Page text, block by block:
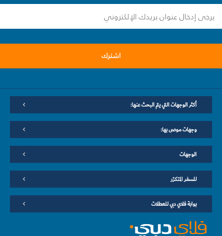
اشترك
أكثر الوجهات التي يتم البحث عنها:
وجهات موصى بها:
الوجهات
للسفر المتكرّر
بوابة فلاي دبي للعطلات